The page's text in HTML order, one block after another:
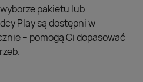
pakietu lub
Play są dostępni w
– pomogą Ci dopasować